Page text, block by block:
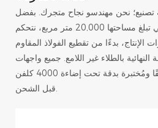
نحن مهندسو نجاح متجرك. بفضل
منشأتنا التصنيعية الذكية التي تبلغ مساحتها 20,000 متر مربع، نتحكم
بدءًا من تقطيع الفولاذ المقاوم
بالطلاء غير اللامع. جميع واجهات
العرض لدينا مُجمّعة مسبقًا ومُختبرة بدقة تحت إضاءة 4000 كلفن
قبل الشحن.